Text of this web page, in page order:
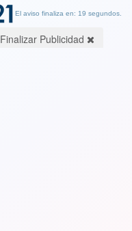
El aviso finaliza en: 19 segundos.
Finalizar Publicidad